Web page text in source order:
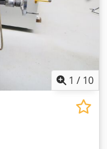
1 / 10